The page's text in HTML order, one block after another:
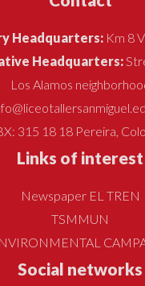
Headquarters: Km 8
Headquarters:
Los Alamos
315 18 18 Pereira,
Links of interest
Newspaper EL TREN
TSMMUN
Social networks